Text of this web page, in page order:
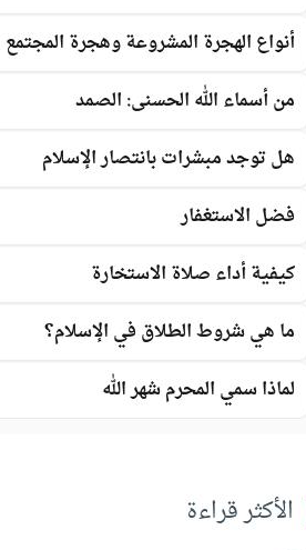
أنواع الهجرة المشروعة وهجرة المجتمع
من أسماء الله الحسنى: الصمد
هل توجد مبشرات بانتصار الإسلام
فضل الاستغفار
كيفية أداء صلاة الاستخارة
ما هي شروط الطلاق في الإسلام؟
لماذا سمي المحرم شهر الله
الأكثر قراءة